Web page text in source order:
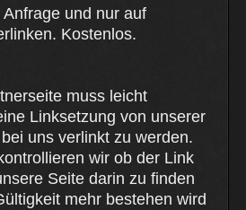
und nur auf
Kostenlos.
muss leicht
Linksetzung von unserer
uns verlinkt zu werden.
wir ob der Link
Seite darin zu finden
mehr bestehen wird